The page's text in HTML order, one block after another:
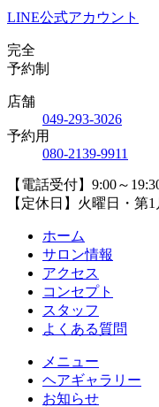
LINE公式アカウント
完全
予約制
店舗
049-293-3026
予約用
080-2139-9911
【電話受付】9:00～
【定休日】火曜日・第
ホーム
サロン情報
アクセス
コンセプト
スタッフ
よくある質問
メニュー
ヘアギャラリー
お知らせ